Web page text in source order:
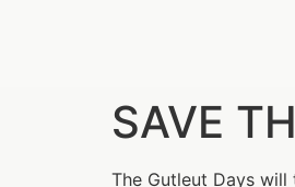
SAVE
The Gutleut Days